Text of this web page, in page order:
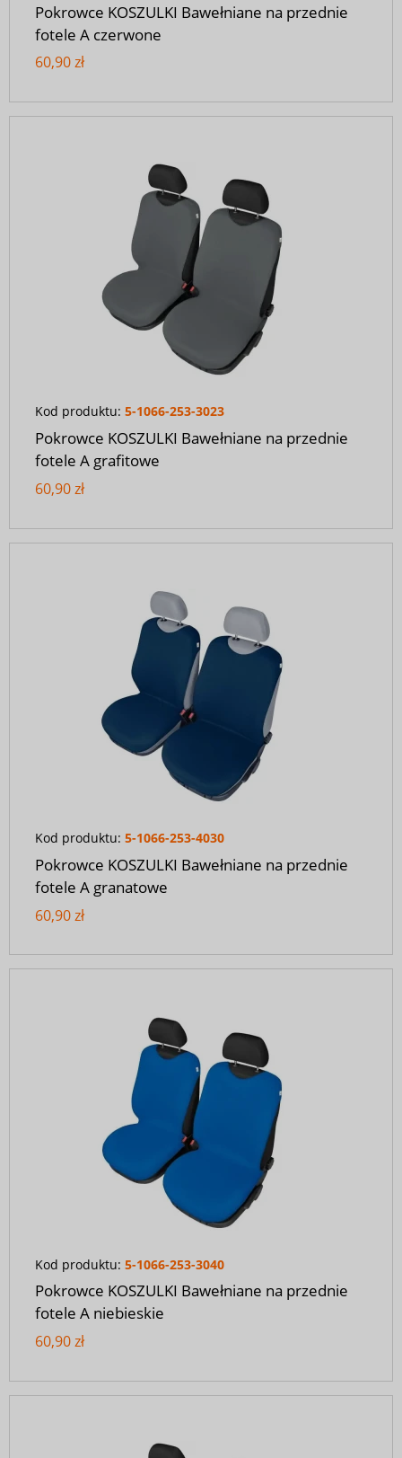
Pokrowce KOSZULKI Bawełniane na przednie
fotele A czerwone
60,90 zł
Kod produktu: 5-1066-253-3023
Pokrowce KOSZULKI Bawełniane na przednie
fotele A grafitowe
60,90 zł
Kod produktu: 5-1066-253-4030
Pokrowce KOSZULKI Bawełniane na przednie
fotele A granatowe
60,90 zł
Kod produktu: 5-1066-253-3040
Pokrowce KOSZULKI Bawełniane na przednie
fotele A niebieskie
60,90 zł